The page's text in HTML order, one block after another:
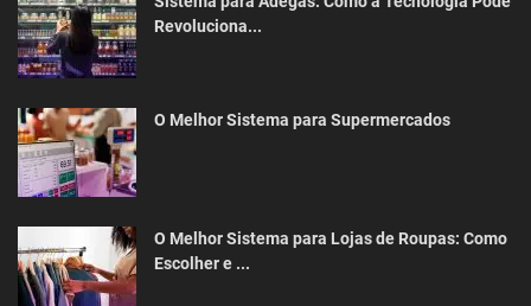
Revoluciona...
O Melhor Sistema para Supermercados
O Melhor Sistema para Lojas de Roupas: Como
Escolher e ...